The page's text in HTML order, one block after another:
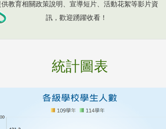
供教育相關政策說明、宣導短片、活動花絮等影片資
訊，歡迎踴躍收看！
統計圖表